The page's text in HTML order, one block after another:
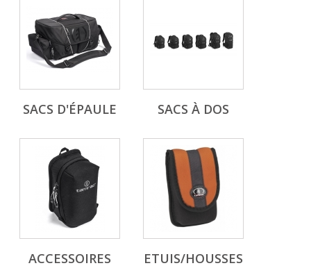
SACS D'ÉPAULE SACS À DOS
ACCESSOIRES ETUIS/HOUSSES